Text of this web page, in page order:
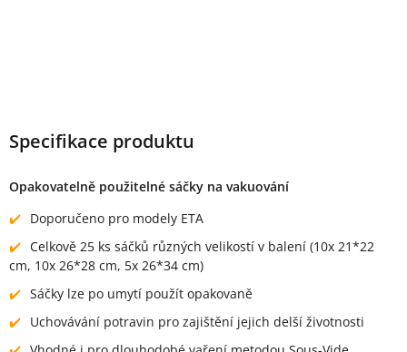
Specifikace produktu
Opakovatelně použitelné sáčky na vakuování
Doporučeno pro modely ETA
Celkově 25 ks sáčků různých velikostí v balení (10x 21*22
cm, 10x 26*28 cm, 5x 26*34 cm)
Sáčky lze po umytí použít opakovaně
Uchovávání potravin pro zajištění jejich delší životnosti